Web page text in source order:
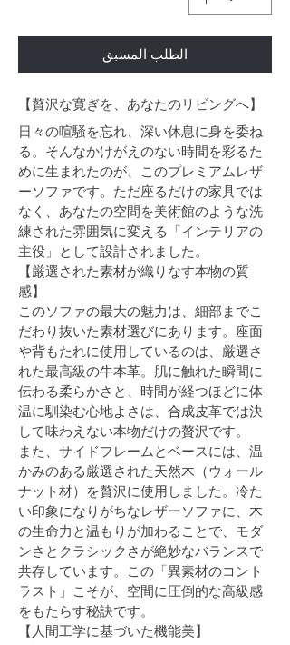
الطلب المسبق
【贅沢な寛ぎを、あなたのリビングへ】
日々の喧騒を忘れ、深い休息に身を委ね
る。そんなかけがえのない時間を彩るた
めに生まれたのが、このプレミアムレザ
ーソファです。ただ座るだけの家具では
なく、あなたの空間を美術館のような洗
練された雰囲気に変える「インテリアの
主役」として設計されました。
【厳選された素材が織りなす本物の質
感】
このソファの最大の魅力は、細部までこ
だわり抜いた素材選びにあります。座面
や背もたれに使用しているのは、厳選さ
れた最高級の牛本革。肌に触れた瞬間に
伝わる柔らかさと、時間が経つほどに体
温に馴染む心地よさは、合成皮革では決
して味わえない本物だけの贅沢です。
また、サイドフレームとベースには、温
かみのある厳選された天然木（ウォール
ナット材）を贅沢に使用しました。冷た
い印象になりがちなレザーソファに、木
の生命力と温もりが加わることで、モダ
ンさとクラシックさが絶妙なバランスで
共存しています。この「異素材のコント
ラスト」こそが、空間に圧倒的な高級感
をもたらす秘訣です。
【人間工学に基づいた機能美】